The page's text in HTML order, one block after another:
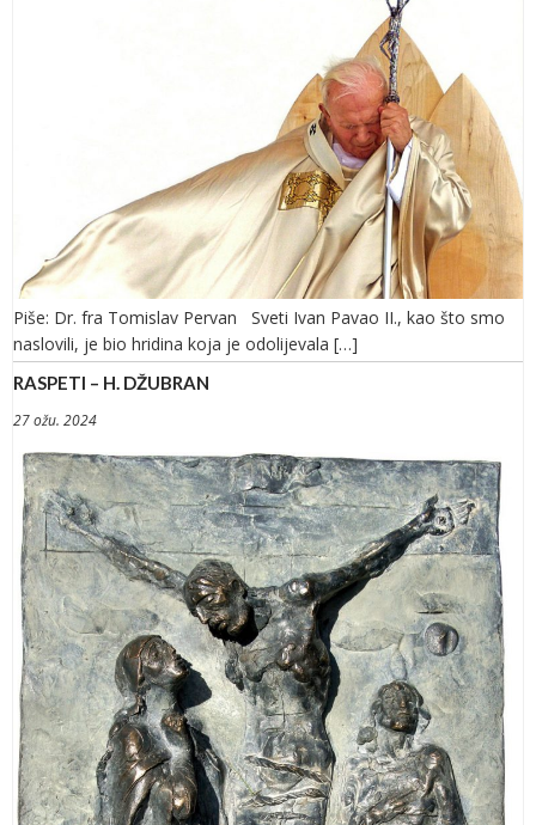
Piše: Dr. fra Tomislav Pervan Sveti Ivan Pavao II., kao što smo
naslovili, je bio hridina koja je odolijevala […]
RASPETI – H. DŽUBRAN
27 ožu. 2024